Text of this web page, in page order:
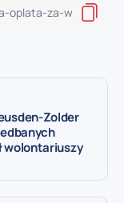
Zolder
wolontariuszy